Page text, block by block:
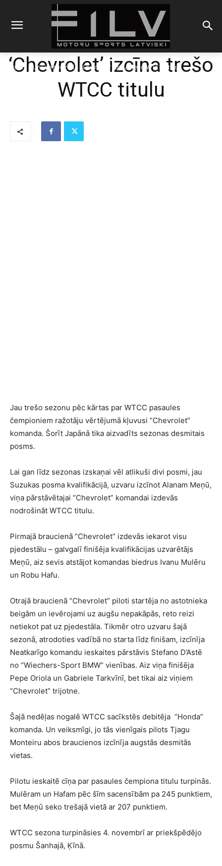
Sākums Uncategorized 'Chevrolet' izcīna trešo WTCC titulu
‘Chevrolet’ izcīna trešo
WTCC titulu
Jau trešo sezonu pēc kārtas par WTCC pasaules
čempioniem ražotāju vērtējumā kļuvusi “Chevrolet”
komanda. Šorīt Japānā tika aizvadīts sezonas desmitais
posms.
Lai gan līdz sezonas izskaņai vēl atlikuši divi posmi, jau
Suzukas posma kvalifikācijā, uzvaru izcīnot Alanam Meņū,
viņa pārstāvētajai “Chevrolet” komandai izdevās
nodrošināt WTCC titulu.
Pirmajā braucienā “Chevrolet” izdevās iekarot visu
pjedestālu – galvgalī finišēja kvalifikācijas uzvarētājs
Meņū, aiz sevis atstājot komandas biedrus Ivanu Mulēru
un Robu Hafu.
Otrajā braucienā “Chevrolet” piloti startēja no astotnieka
beigām un ievērojami uz augšu nepakāpās, reto reizi
netiekot pat uz pjedestāla. Tikmēr otro uzvaru šajā
sezonā, atrodoties vadībā no starta līdz finišam, izcīnīja
Neatkarīgo komandu ieskaites pārstāvis Stefano D’Astē
no “Wiechers-Sport BMW” vienības. Aiz viņa finišēja
Pepe Oriola un Gabriele Tarkvīnī, bet tikai aiz viņiem
“Chevrolet” trijotne.
Šajā nedēļas nogalē WTCC sacīkstēs debitēja “Honda”
komanda. Un veiksmīgi, jo tās vienīgais pilots Tjagu
Monteiru abos braucienos izcīnīja augstās desmitās
vietas.
Pilotu ieskaitē cīņa par pasaules čempiona titulu turpinās.
Mulēram un Hafam pēc šīm sacensībām pa 245 punktiem,
bet Meņū seko trešajā vietā ar 207 punktiem.
WTCC sezona turpināsies 4. novembrī ar priekšpēdējo
posmu Šanhajā, Ķīnā.